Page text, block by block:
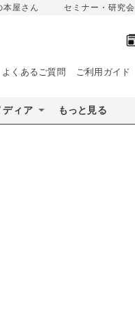
本屋さん セミナー・研究会
よくあるご質問 ご利用ガイド
ディア もっと見る